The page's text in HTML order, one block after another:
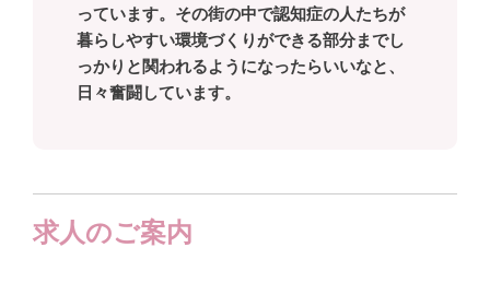
っています。その街の中で認知症の人たちが
暮らしやすい環境づくりができる部分までし
っかりと関われるようになったらいいなと、
日々奮闘しています。
求人のご案内